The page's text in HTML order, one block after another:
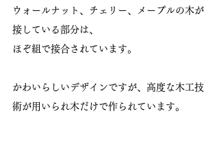
ウォールナット、チェリー、メープルの木が
接している部分は、
ほぞ組で接合されています。
かわいらしいデザインですが、高度な木工技
術が用いられ木だけで作られています。